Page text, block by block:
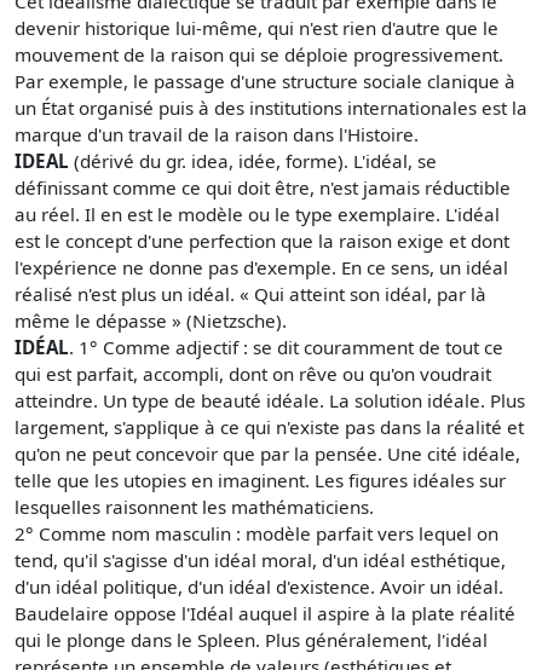
devenir historique lui-même, qui n'est rien d'autre que le
mouvement de la raison qui se déploie progressivement.
Par exemple, le passage d'une structure sociale clanique à
un État organisé puis à des institutions internationales est la
marque d'un travail de la raison dans l'Histoire.
IDEAL (dérivé du gr. idea, idée, forme). L'idéal, se
définissant comme ce qui doit être, n'est jamais réductible
au réel. Il en est le modèle ou le type exemplaire. L'idéal
est le concept d'une perfection que la raison exige et dont
l'expérience ne donne pas d'exemple. En ce sens, un idéal
réalisé n'est plus un idéal. « Qui atteint son idéal, par là
même le dépasse » (Nietzsche).
IDÉAL. 1° Comme adjectif : se dit couramment de tout ce
qui est parfait, accompli, dont on rêve ou qu'on voudrait
atteindre. Un type de beauté idéale. La solution idéale. Plus
largement, s'applique à ce qui n'existe pas dans la réalité et
qu'on ne peut concevoir que par la pensée. Une cité idéale,
telle que les utopies en imaginent. Les figures idéales sur
lesquelles raisonnent les mathématiciens.
2° Comme nom masculin : modèle parfait vers lequel on
tend, qu'il s'agisse d'un idéal moral, d'un idéal esthétique,
d'un idéal politique, d'un idéal d'existence. Avoir un idéal.
Baudelaire oppose l'Idéal auquel il aspire à la plate réalité
qui le plonge dans le Spleen. Plus généralement, l'idéal